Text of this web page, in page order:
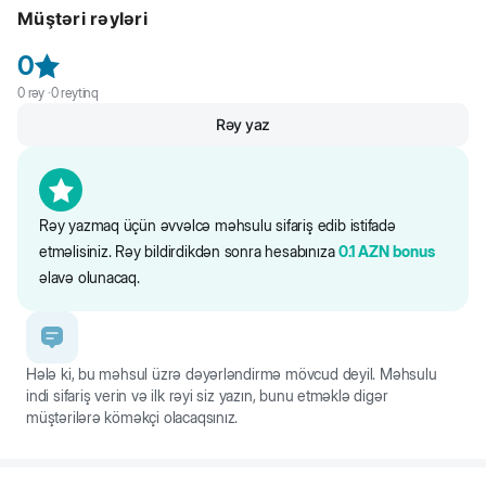
optimal əzələ kütləsini təmin edir
qaynağı sağlam həzmə kömək edir
- sağlam və uzunömürlü həyat üçün vacib vitaminlər ilə
- orqanizmin maye balansını dəstəkləyir
Miratorg nəm pişik yemləriideal olaraq qısırlaşdırılmış pişiklərin
rasionuna uyğun olacaqdır.
Zülal 8,0%
Yağ 3,5%
Kül 1,5%
Lif 0,2%
Omeqa-6 0,2%
Nəmlik 83%
Bəslənmə iki yemək qəbulundan ibarət olunmalıdır.
Müştəri rəyləri
0
0rəy ·0reytinq
Rəy yazmaq üçün əvvəlcə məhsulu sifariş edib istifadə
etməlisiniz. Rəy bildirdikdən sonra hesabınıza0.1 AZN bonus
əlavə olunacaq.
Rəy yaz
Hələ ki, bu məhsul üzrə dəyərləndirmə mövcud deyil. Məhsulu
indi sifariş verin və ilk rəyi siz yazın, bunu etməklə digər
müştərilərə köməkçi olacaqsınız.